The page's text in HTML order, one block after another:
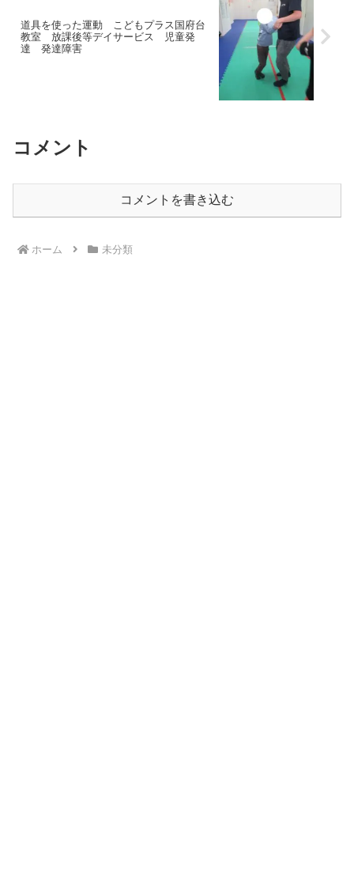
道具を使った運動 こどもプラス国府台
教室 放課後等デイサービス 児童発
達 発達障害
コメント
コメントを書き込む
ホーム 未分類